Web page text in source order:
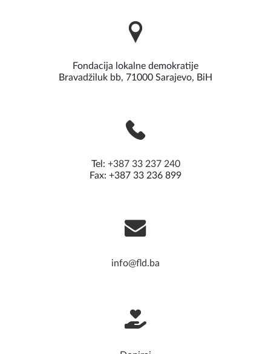
Fondacija lokalne demokratije
Bravadžiluk bb, 71000 Sarajevo, BiH
Tel: +387 33 237 240
Fax: +387 33 236 899
info@fld.ba